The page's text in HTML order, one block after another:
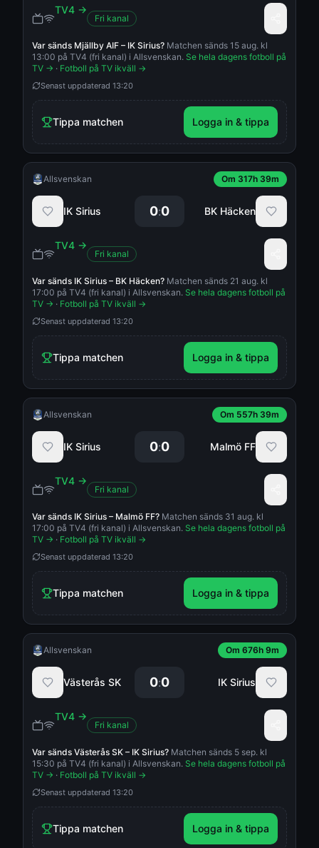
TV4 →
Fri kanal
Var sänds Mjällby AIF – IK Sirius? Matchen sänds 15 aug. kl
13:00 på TV4 (fri kanal) i Allsvenskan. Se hela dagens fotboll på
TV → · Fotboll på TV ikväll →
Senast uppdaterad 13:20
Tippa matchen Logga in & tippa
Allsvenskan Om 317h 39m
IK Sirius 0:0 BK Häcken
TV4 →
Fri kanal
Var sänds IK Sirius – BK Häcken? Matchen sänds 21 aug. kl
17:00 på TV4 (fri kanal) i Allsvenskan. Se hela dagens fotboll på
TV → · Fotboll på TV ikväll →
Senast uppdaterad 13:20
Tippa matchen Logga in & tippa
Allsvenskan Om 557h 39m
IK Sirius 0:0 Malmö FF
TV4 →
Fri kanal
Var sänds IK Sirius – Malmö FF? Matchen sänds 31 aug. kl
17:00 på TV4 (fri kanal) i Allsvenskan. Se hela dagens fotboll på
TV → · Fotboll på TV ikväll →
Senast uppdaterad 13:20
Tippa matchen Logga in & tippa
Allsvenskan Om 676h 9m
Västerås SK 0:0 IK Sirius
TV4 →
Fri kanal
Var sänds Västerås SK – IK Sirius? Matchen sänds 5 sep. kl
15:30 på TV4 (fri kanal) i Allsvenskan. Se hela dagens fotboll på
TV → · Fotboll på TV ikväll →
Senast uppdaterad 13:20
Tippa matchen Logga in & tippa